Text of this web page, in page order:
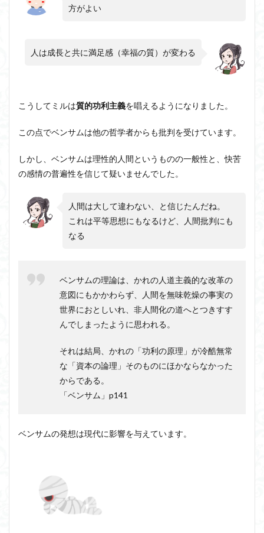
方がよい
人は成長と共に満足感（幸福の質）が変わる
こうしてミルは質的功利主義を唱えるようになりました。
この点でベンサムは他の哲学者からも批判を受けています。
しかし、ベンサムは理性的人間というものの一般性と、快苦
の感情の普遍性を信じて疑いませんでした。
人間は大して違わない、と信じたんだね。
これは平等思想にもなるけど、人間批判にも
なる
ベンサムの理論は、かれの人道主義的な改革の
意図にもかかわらず、人間を無味乾燥の事実の
世界におとしいれ、非人間化の道へとつきすす
んでしまったように思われる。
それは結局、かれの「功利の原理」が冷酷無常
な「資本の論理」そのものにほかならなかった
からである。
「ベンサム」p141
ベンサムの発想は現代に影響を与えています。